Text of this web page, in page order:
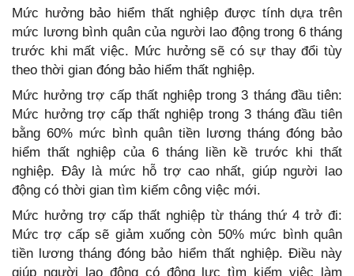
Mức hưởng bảo hiểm thất nghiệp được tính dựa trên
mức lương bình quân của người lao động trong 6 tháng
trước khi mất việc. Mức hưởng sẽ có sự thay đổi tùy
theo thời gian đóng bảo hiểm thất nghiệp.
Mức hưởng trợ cấp thất nghiệp trong 3 tháng đầu tiên:
Mức hưởng trợ cấp thất nghiệp trong 3 tháng đầu tiên
bằng 60% mức bình quân tiền lương tháng đóng bảo
hiểm thất nghiệp của 6 tháng liền kề trước khi thất
nghiệp. Đây là mức hỗ trợ cao nhất, giúp người lao
động có thời gian tìm kiếm công việc mới.
Mức hưởng trợ cấp thất nghiệp từ tháng thứ 4 trở đi:
Mức trợ cấp sẽ giảm xuống còn 50% mức bình quân
tiền lương tháng đóng bảo hiểm thất nghiệp. Điều này
giúp người lao động có động lực tìm kiếm việc làm